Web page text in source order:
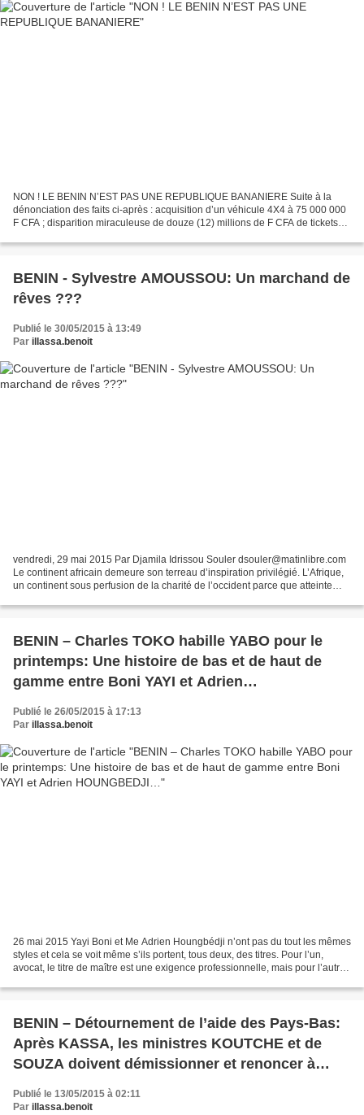
NON ! LE BENIN N’EST PAS UNE REPUBLIQUE BANANIERE Suite à la
dénonciation des faits ci-après : acquisition d’un véhicule 4X4 à 75 000 000
F CFA ; disparition miraculeuse de douze (12) millions de F CFA de tickets
BENIN - Sylvestre AMOUSSOU: Un marchand de
rêves ???
Publié le 30/05/2015 à 13:49
Par illassa.benoit
vendredi, 29 mai 2015 Par Djamila Idrissou Souler dsouler@matinlibre.com
Le continent africain demeure son terreau d’inspiration privilégié. L’Afrique,
un continent sous perfusion de la charité de l’occident parce que atteinte
BENIN – Charles TOKO habille YABO pour le
printemps: Une histoire de bas et de haut de
gamme entre Boni YAYI et Adrien
Publié le 26/05/2015 à 17:13
Par illassa.benoit
26 mai 2015 Yayi Boni et Me Adrien Houngbédji n’ont pas du tout les mêmes
styles et cela se voit même s’ils portent, tous deux, des titres. Pour l’un,
avocat, le titre de maître est une exigence professionnelle, mais pour l’autre
BENIN – Détournement de l’aide des Pays-Bas:
Après KASSA, les ministres KOUTCHE et de
SOUZA doivent démissionner et renoncer à
leurs mandats de députés
Publié le 13/05/2015 à 02:11
Par illassa.benoit